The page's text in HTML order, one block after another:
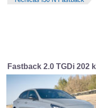
Fastback 2.0 TGDi 202